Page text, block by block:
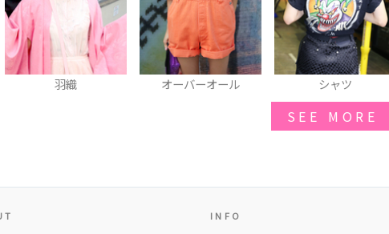
羽織 オーバーオール シャツ
SEE MORE
INFO